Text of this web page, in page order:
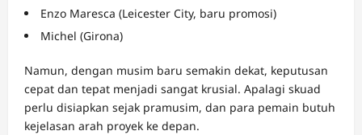
Enzo Maresca (Leicester City, baru promosi)
Michel (Girona)
Namun, dengan musim baru semakin dekat, keputusan
cepat dan tepat menjadi sangat krusial. Apalagi skuad
perlu disiapkan sejak pramusim, dan para pemain butuh
kejelasan arah proyek ke depan.